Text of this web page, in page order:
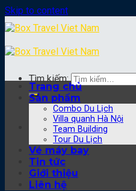
Skip to content
Tìm kiếm:
Trang chủ
Sản phẩm
Combo Du Lịch
Villa quanh Hà Nội
Team Building
Tour Du Lịch
Vé máy bay
Tin tức
Giới thiệu
Liên hệ